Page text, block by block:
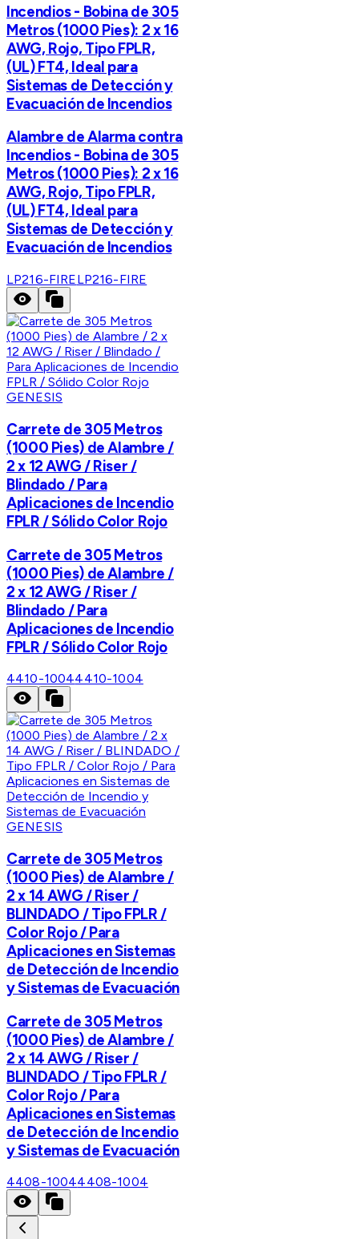
Incendios - Bobina de 305
Metros (1000 Pies): 2 x 16
AWG, Rojo, Tipo FPLR,
(UL) FT4, Ideal para
Sistemas de Detección y
Evacuación de Incendios
Alambre de Alarma contra
Incendios - Bobina de 305
Metros (1000 Pies): 2 x 16
AWG, Rojo, Tipo FPLR,
(UL) FT4, Ideal para
Sistemas de Detección y
Evacuación de Incendios
LP216-FIRELP216-FIRE
GENESIS
Carrete de 305 Metros
(1000 Pies) de Alambre /
2 x 12 AWG / Riser /
Blindado / Para
Aplicaciones de Incendio
FPLR / Sólido Color Rojo
Carrete de 305 Metros
(1000 Pies) de Alambre /
2 x 12 AWG / Riser /
Blindado / Para
Aplicaciones de Incendio
FPLR / Sólido Color Rojo
4410-10044410-1004
GENESIS
Carrete de 305 Metros
(1000 Pies) de Alambre /
2 x 14 AWG / Riser /
BLINDADO / Tipo FPLR /
Color Rojo / Para
Aplicaciones en Sistemas
de Detección de Incendio
y Sistemas de Evacuación
Carrete de 305 Metros
(1000 Pies) de Alambre /
2 x 14 AWG / Riser /
BLINDADO / Tipo FPLR /
Color Rojo / Para
Aplicaciones en Sistemas
de Detección de Incendio
y Sistemas de Evacuación
4408-10044408-1004